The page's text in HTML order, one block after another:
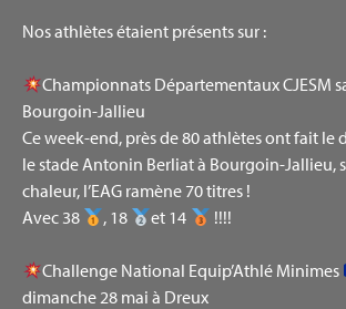
Nos athlètes étaient présents sur :
Championnats Départementaux CJESM
Bourgoin-Jallieu
Ce week-end, près de 80 athlètes ont fait le
le stade Antonin Berliat à Bourgoin-Jallieu,
chaleur, l’EAG ramène 70 titres !
Avec 38
, 18 et 14 !!!!
Challenge National Equip’Athlé Minimes
dimanche 28 mai à Dreux